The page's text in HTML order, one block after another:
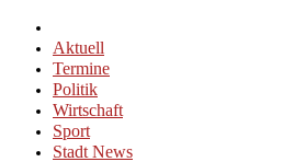
Aktuell
Termine
Politik
Wirtschaft
Sport
Stadt News